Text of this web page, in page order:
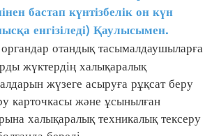
бастап күнтізбелік он күн
енгізіледі) Қаулысымен.
отандық тасымалдаушыларға
жүктердің халықаралық
жүзеге асыруға рұқсат беру
карточкасы және ұсынылған
халықаралық техникалық тексеру